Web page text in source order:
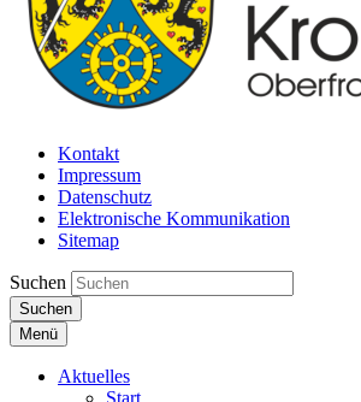
Kontakt
Impressum
Datenschutz
Elektronische Kommunikation
Sitemap
Suchen
Suchen
Menü
Aktuelles
Start